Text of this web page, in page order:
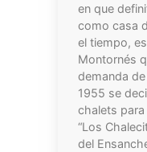
en que
como casa
el tiempo,
Montornés
demanda
1955 se
chalets para
“Los
del